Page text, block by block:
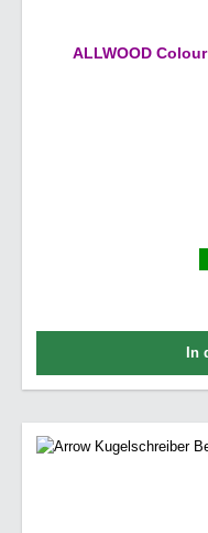
ALLWOOD
In